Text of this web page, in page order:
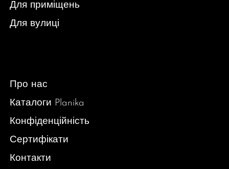
Для приміщень
Для вулиці
Про нас
Каталоги Planika
Конфіденційність
Сертифікати
Контакти